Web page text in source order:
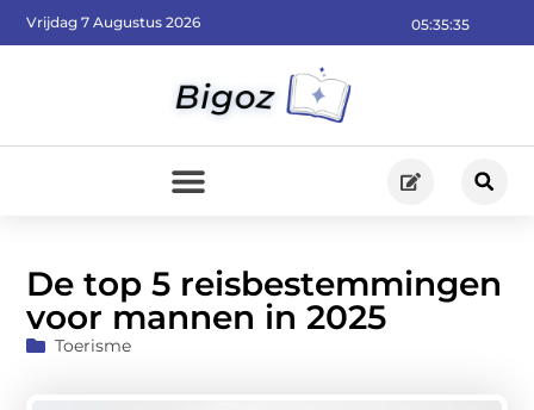
05:35:37
Vrijdag 7 Augustus 2026
De top 5 reisbestemmingen
voor mannen in 2025
Toerisme